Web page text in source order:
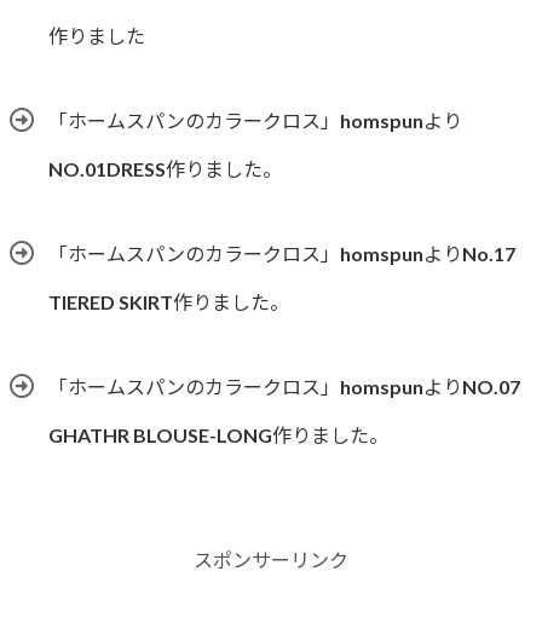
作りました
「ホームスパンのカラークロス」homspunより
NO.01DRESS作りました。
「ホームスパンのカラークロス」homspunよりNo.17
TIERED SKIRT作りました。
「ホームスパンのカラークロス」homspunよりNO.07
GHATHR BLOUSE-LONG作りました。
スポンサーリンク